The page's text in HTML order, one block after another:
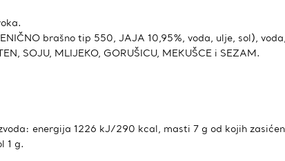
brašno tip 550, JAJA 10,95%, voda, ulje, sol),
SOJU, MLIJEKO, GORUŠICU, MEKUŠCE i SEZAM.
energija 1226 kJ/290 kcal, masti 7 g od kojih
1 g.